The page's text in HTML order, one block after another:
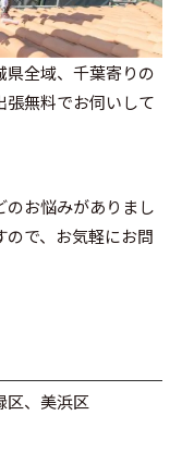
全域、千葉寄りの
張無料でお伺いして
のお悩みがありまし
で、お気軽にお問
区、美浜区